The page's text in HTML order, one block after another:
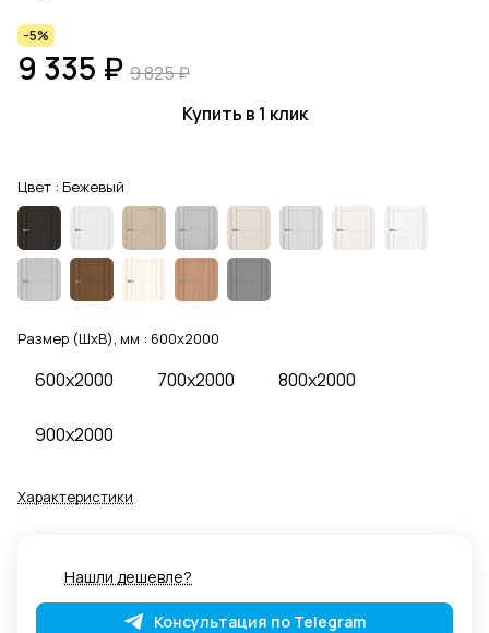
-5%
9 335 ₽ 9 825 ₽
Купить в 1 клик
Цвет : Бежевый
Размер (ШхВ), мм : 600x2000
600x2000 700x2000 800x2000
900x2000
Характеристики
Нашли дешевле?
Консультация по Telegram